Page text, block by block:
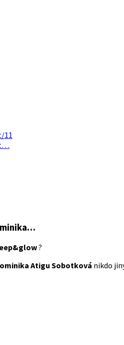
11
?
Atigu Sobotková nikdo